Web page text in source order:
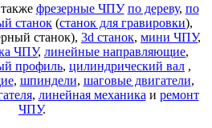
фрезерные ЧПУ по дереву, по
станок (станок для гравировки),
станок), 3d станок, мини ЧПУ,
ЧПУ, линейные направляющие,
профиль, цилиндрический вал ,
, шпиндели, шаговые двигатели,
, линейная механика и ремонт
ЧПУ.